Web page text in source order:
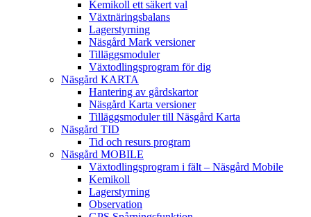
Kemikoll ett säkert val
Växtnäringsbalans
Lagerstyrning
Näsgård Mark versioner
Tilläggsmoduler
Växtodlingsprogram för dig
Näsgård KARTA
Hantering av gårdskartor
Näsgård Karta versioner
Tilläggsmoduler till Näsgård Karta
Näsgård TID
Tid och resurs program
Näsgård MOBILE
Växtodlingsprogram i fält – Näsgård Mobile
Kemikoll
Lagerstyrning
Observation